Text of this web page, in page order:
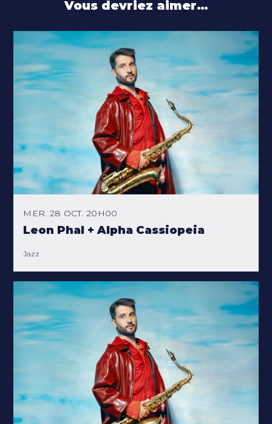
Vous devriez aimer…
MER. 28 OCT. 20H00
Leon Phal + Alpha Cassiopeia
Jazz